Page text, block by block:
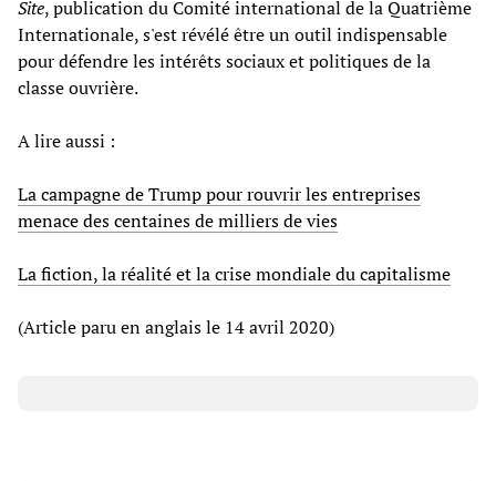
Site, publication du Comité international de la Quatrième
Internationale, s'est révélé être un outil indispensable
pour défendre les intérêts sociaux et politiques de la
classe ouvrière.
A lire aussi :
La campagne de Trump pour rouvrir les entreprises
menace des centaines de milliers de vies
La fiction, la réalité et la crise mondiale du capitalisme
(Article paru en anglais le 14 avril 2020)